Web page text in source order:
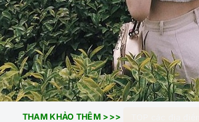
THAM KHẢO THÊM >>>